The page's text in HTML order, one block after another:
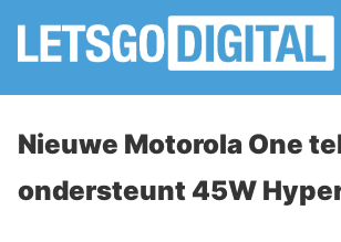
Nieuwe Motorola One
ondersteunt 45W